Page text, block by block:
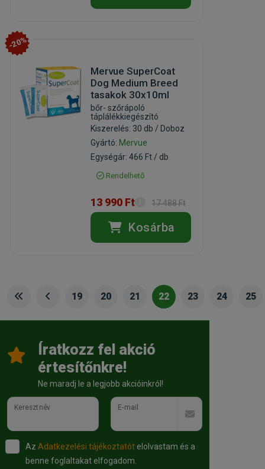
-20%
Mervue SuperCoat
Dog Medium Breed
tasakok 30x10ml
bőr- szőrápoló
táplálékkiegészító
Kiszerelés: 30 db / Doboz
Gyártó: Mervue
Egységár: 466 Ft / db
Rendelhető
13 990 Ft 17 488 Ft
Kosárba
19 20 21 22 23 24 25
Íratkozz fel akció
értesítőnkre!
Ne maradj le a legjobb akcióinkról!
Keresztnév E-mail
Az Adatkezelési tájékoztatót elolvastam és a
benne foglaltakat elfogadom.